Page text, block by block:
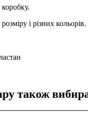
і різних кольорів.
також